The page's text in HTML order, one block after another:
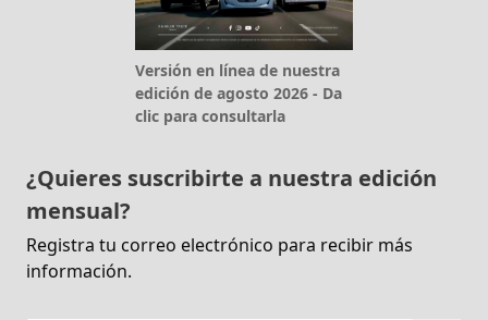
Versión en línea de nuestra
edición de agosto 2026 - Da
clic para consultarla
¿Quieres suscribirte a nuestra edición
mensual?
Registra tu correo electrónico para recibir más
información.